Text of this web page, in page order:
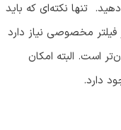
تنها نکته‌ای که باید
مخصوصی نیاز دارد
است. البته امکان
دارد.